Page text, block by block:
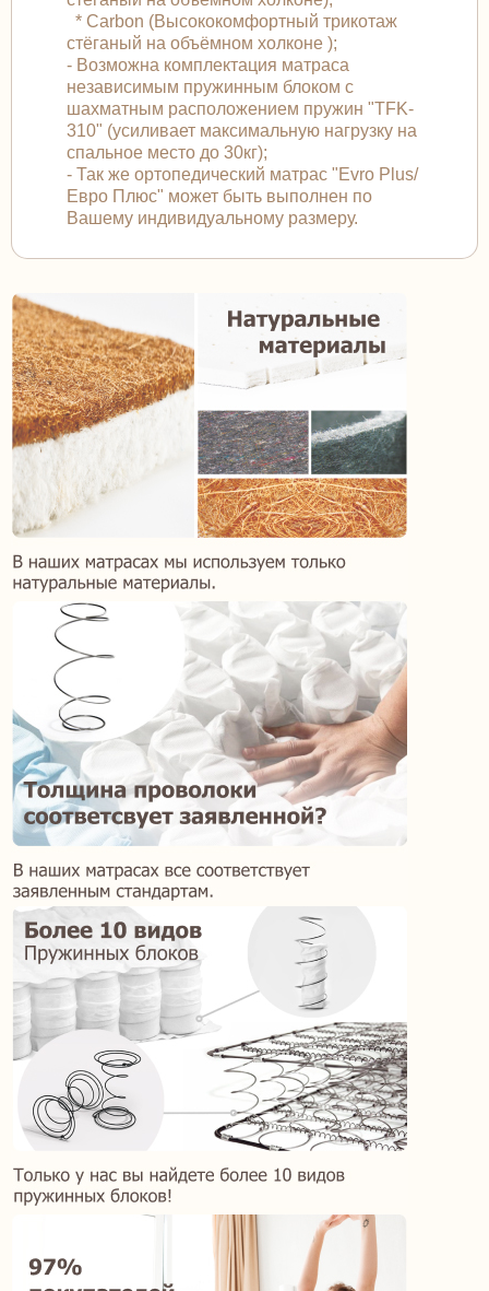
* Carbon (Высококомфортный трикотаж
стёганый на объёмном холконе );
- Возможна комплектация матраса
независимым пружинным блоком с
шахматным расположением пружин "TFK-
310" (усиливает максимальную нагрузку на
спальное место до 30кг);
- Так же ортопедический матрас "Evro Plus/
Евро Плюс" может быть выполнен по
Вашему индивидуальному размеру.